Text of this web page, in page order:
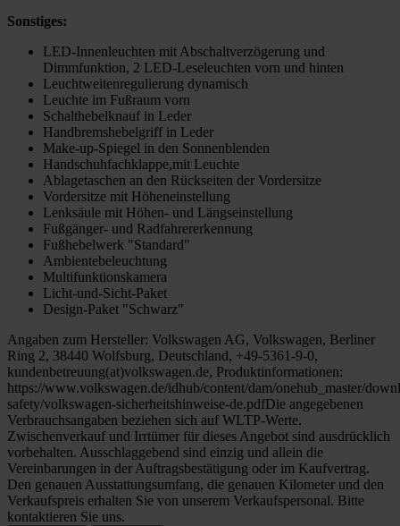
Sonstiges:
LED-Innenleuchten mit Abschaltverzögerung und
Dimmfunktion, 2 LED-Leseleuchten vorn und hinten
Leuchtweitenregulierung dynamisch
Leuchte im Fußraum vorn
Schalthebelknauf in Leder
Handbremshebelgriff in Leder
Make-up-Spiegel in den Sonnenblenden
Handschuhfachklappe,mit Leuchte
Ablagetaschen an den Rückseiten der Vordersitze
Vordersitze mit Höheneinstellung
Lenksäule mit Höhen- und Längseinstellung
Fußgänger- und Radfahrererkennung
Fußhebelwerk "Standard"
Ambientebeleuchtung
Multifunktionskamera
Licht-und-Sicht-Paket
Design-Paket "Schwarz"
Angaben zum Hersteller: Volkswagen AG, Volkswagen, Berliner
Ring 2, 38440 Wolfsburg, Deutschland, +49-5361-9-0,
kundenbetreuung(at)volkswagen.de, Produktinformationen:
https://www.volkswagen.de/idhub/content/dam/onehub_master/
safety/volkswagen-sicherheitshinweise-de.pdfDie angegebenen
Verbrauchsangaben beziehen sich auf WLTP-Werte.
Zwischenverkauf und Irrtümer für dieses Angebot sind ausdrücklich
vorbehalten. Ausschlaggebend sind einzig und allein die
Vereinbarungen in der Auftragsbestätigung oder im Kaufvertrag.
Den genauen Ausstattungsumfang, die genauen Kilometer und den
Verkaufspreis erhalten Sie von unserem Verkaufspersonal. Bitte
kontaktieren Sie uns.